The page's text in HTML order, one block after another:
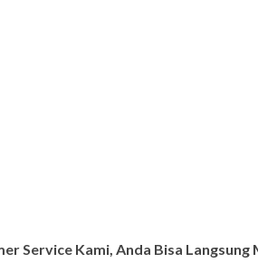
Service Kami, Anda Bisa